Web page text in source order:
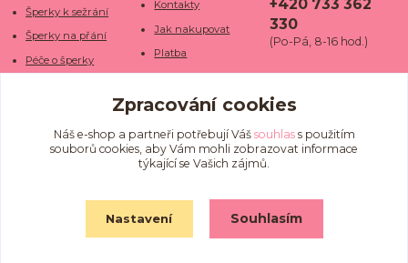
Šperky k sežrání
Šperky na přání
Péče o šperky
Kamenné obchody
Fotogalerie
Kontakty
Jak nakupovat
Platba
Doba dodání
Doprava
Obchodní podmínky
Ochrana osobních
+420 733 362
330
(Po-Pá, 8-16 hod.)
we.cz
Zpracování cookies
Náš e-shop a partneři potřebují Váš souhlass použitím
souborů cookies, aby Vám mohli zobrazovat informace
týkající se Vašich zájmů.
Nastavení Souhlasím